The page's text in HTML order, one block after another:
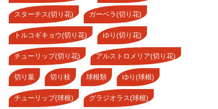
スターチス(切り花) ガーベラ(切り花)
トルコギキョウ(切り花) ゆり(切り花)
チューリップ(切り花) アルストロメリア(切り花)
切り葉 切り枝 球根類 ゆり(球根)
チューリップ(球根) グラジオラス(球根)